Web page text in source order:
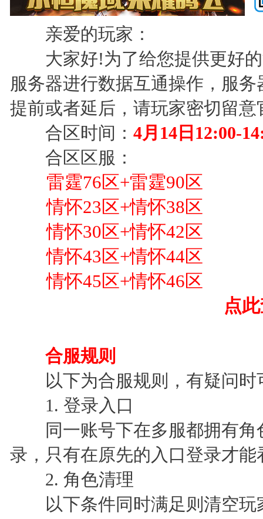
亲爱的玩家：
大家好!为了给您提供更好的
服务器进行数据互通操作，服
提前或者延后，请玩家密切留
合区时间： 4月14日12:00-
合区区服：
雷霆76区+雷霆90区
情怀23区+情怀38区
情怀30区+情怀42区
情怀43区+情怀44区
情怀45区+情怀46区
点此
合服规则
以下为合服规则，有疑问时
1. 登录入口
同一账号下在多服都拥有角
录，只有在原先的入口登录才能
2. 角色清理
以下条件同时满足则清空玩